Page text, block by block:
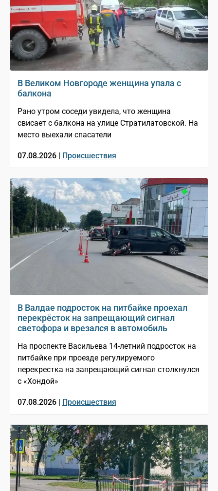
В Великом Новгороде женщина упала с
балкона
Рано утром соседи увидела, что женщина
свисает с балкона на улице Стратилатовской. На
место выехали спасатели
07.08.2026 | Происшествия
В Валдае подросток на питбайке проехал
перекрёсток на запрещающий сигнал
светофора и врезался в автомобиль
На проспекте Васильева 14-летний подросток на
питбайке при проезде регулируемого
перекрестка на запрещающий сигнал столкнулся
с «Хондой»
07.08.2026 | Происшествия